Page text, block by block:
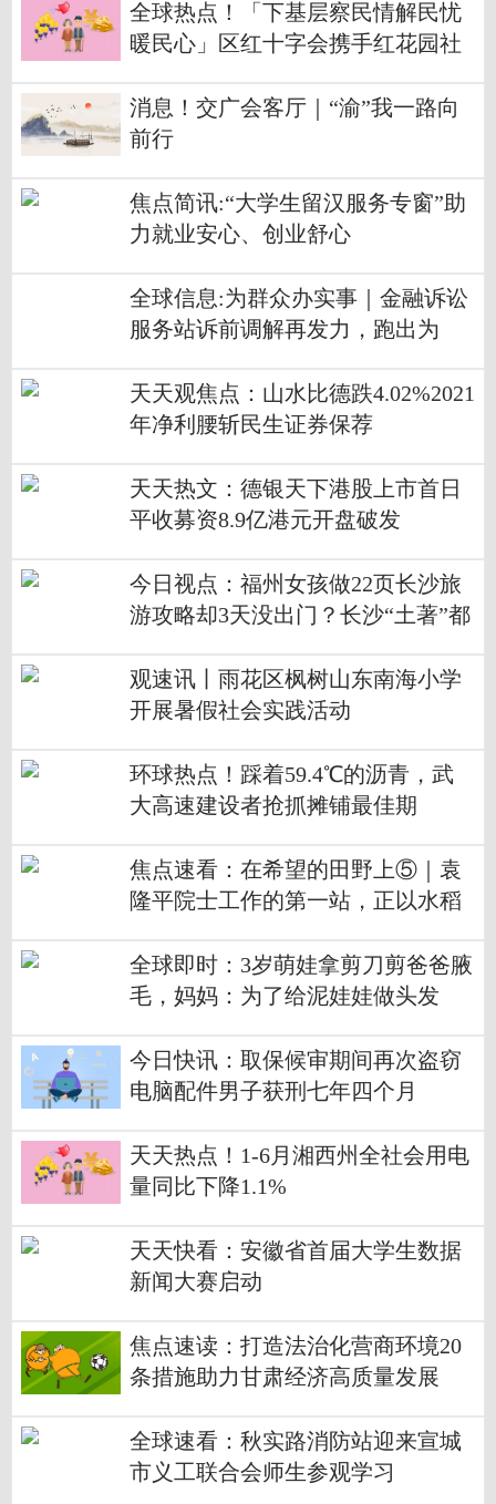
全球热点！「下基层察民情解民忧
暖民心」区红十字会携手红花园社
消息！交广会客厅｜“渝”我一路向
前行
焦点简讯:“大学生留汉服务专窗”助
力就业安心、创业舒心
全球信息:为群众办实事｜金融诉讼
服务站诉前调解再发力，跑出为
天天观焦点：山水比德跌4.02%2021
年净利腰斩民生证券保荐
天天热文：德银天下港股上市首日
平收募资8.9亿港元开盘破发
今日视点：福州女孩做22页长沙旅
游攻略却3天没出门？长沙“土著”都
观速讯丨雨花区枫树山东南海小学
开展暑假社会实践活动
环球热点！踩着59.4℃的沥青，武
大高速建设者抢抓摊铺最佳期
焦点速看：在希望的田野上⑤｜袁
隆平院士工作的第一站，正以水稻
全球即时：3岁萌娃拿剪刀剪爸爸腋
毛，妈妈：为了给泥娃娃做头发
今日快讯：取保候审期间再次盗窃
电脑配件男子获刑七年四个月
天天热点！1-6月湘西州全社会用电
量同比下降1.1%
天天快看：安徽省首届大学生数据
新闻大赛启动
焦点速读：打造法治化营商环境20
条措施助力甘肃经济高质量发展
全球速看：秋实路消防站迎来宣城
市义工联合会师生参观学习